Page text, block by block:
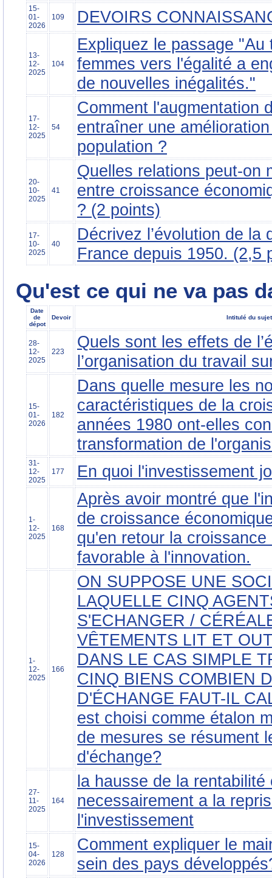
15-
01-
2026
109 DEVOIRS
13-
12-
2025
104
Expliquez le passage
femmes vers l'égalité a
de nouvelles inégalités."
17-
12-
2025
54
Comment l'augmentation
entraîner une
population ?
20-
10-
2025
41
Quelles relations peut-on
entre croissance
? (2 points)
17-
10-
2025
40
Décrivez l’évolution de la
France depuis 1950. (2,5
Qu'est ce qui ne va pas
Date
de
dépot
Devoir Intitulé du sujet
28-
12-
2025
223
Quels sont les effets de
l’organisation du travail
15-
01-
2026
182
Dans quelle mesure les
caractéristiques de la
années 1980 ont-elles
transformation de
31-
12-
2025
177 En quoi l'investissement
1-
12-
2025
168
Après avoir montré que
de croissance
qu'en retour la
favorable à l'innovation.
1-
12-
2025
166
ON SUPPOSE UNE
LAQUELLE CINQ
S'ECHANGER /
VÊTEMENTS LIT ET
DANS LE CAS SIMPLE
CINQ BIENS COMBIEN
D'ÉCHANGE FAUT-IL
est choisi comme étalon
de mesures se résument
d'échange?
27-
11-
2025
164
la hausse de la rentabilité
necessairement a la
l'investissement
15-
04-
2026
128
Comment expliquer le
sein des pays